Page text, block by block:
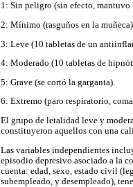
1: Sin peligro (sin efecto, mantuvo
2: Mínimo (rasguños en la
3: Leve (10 tabletas de un
4: Moderado (10 tabletas de
5: Grave (se cortó la garganta).
6: Extremo (paro respiratorio,
El grupo de letalidad leve y
constituyeron aquellos con una
Las variables independientes
episodio depresivo asociado a la
cuenta: edad, sexo, estado civil
subempleado, y desempleado),